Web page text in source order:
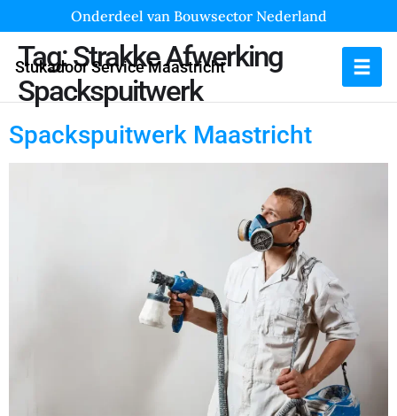
Onderdeel van Bouwsector Nederland
Stukadoor Service Maastricht
Tag:Strakke Afwerking
Spackspuitwerk
Spackspuitwerk Maastricht